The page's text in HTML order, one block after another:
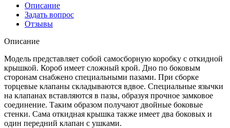
Описание
Задать вопрос
Отзывы
Описание
Модель представляет собой самосборную коробку с откидной
крышкой. Короб имеет сложный крой. Дно по боковым
сторонам снабжено специальными пазами. При сборке
торцевые клапаны складываются вдвое. Специальные язычки
на клапанах вставляются в пазы, образуя прочное замковое
соединение. Таким образом получают двойные боковые
стенки. Сама откидная крышка также имеет два боковых и
один передний клапан с ушками.